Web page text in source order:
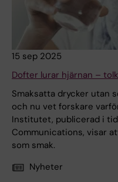
15 sep 2025
Dofter lurar hjärnan –
Smaksatta drycker utan
och nu vet forskare
Institutet, publicerad i
Communications, visar
som smak.
Nyheter